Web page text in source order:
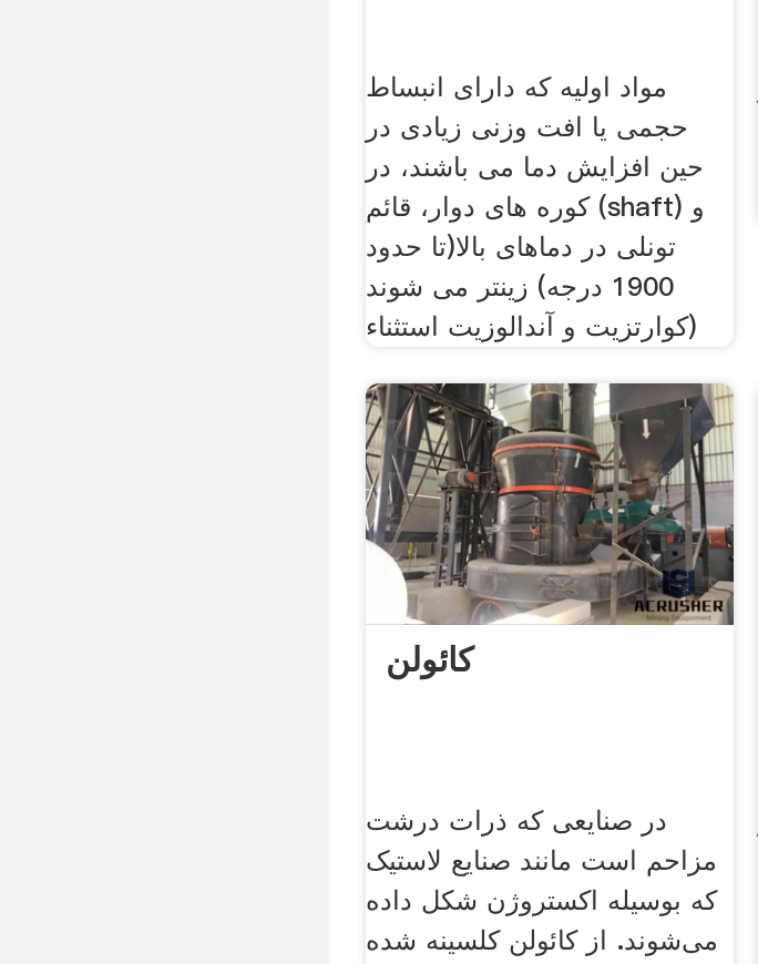
مواد اولیه که دارای انبساط
حجمی یا افت وزنی زیادی در
حین افزایش دما می باشند، در
کوره های دوار، قائم (shaft) و
تونلی در دماهای بالا(تا حدود
1900 درجه) زینتر می شوند
(کوارتزیت و آندالوزیت استثناء
کائولن
در صنایعی که ذرات درشت
مزاحم است مانند صنایع لاستیک
که بوسیله اکستروژن شکل داده
می‌شوند. از کائولن کلسینه شده